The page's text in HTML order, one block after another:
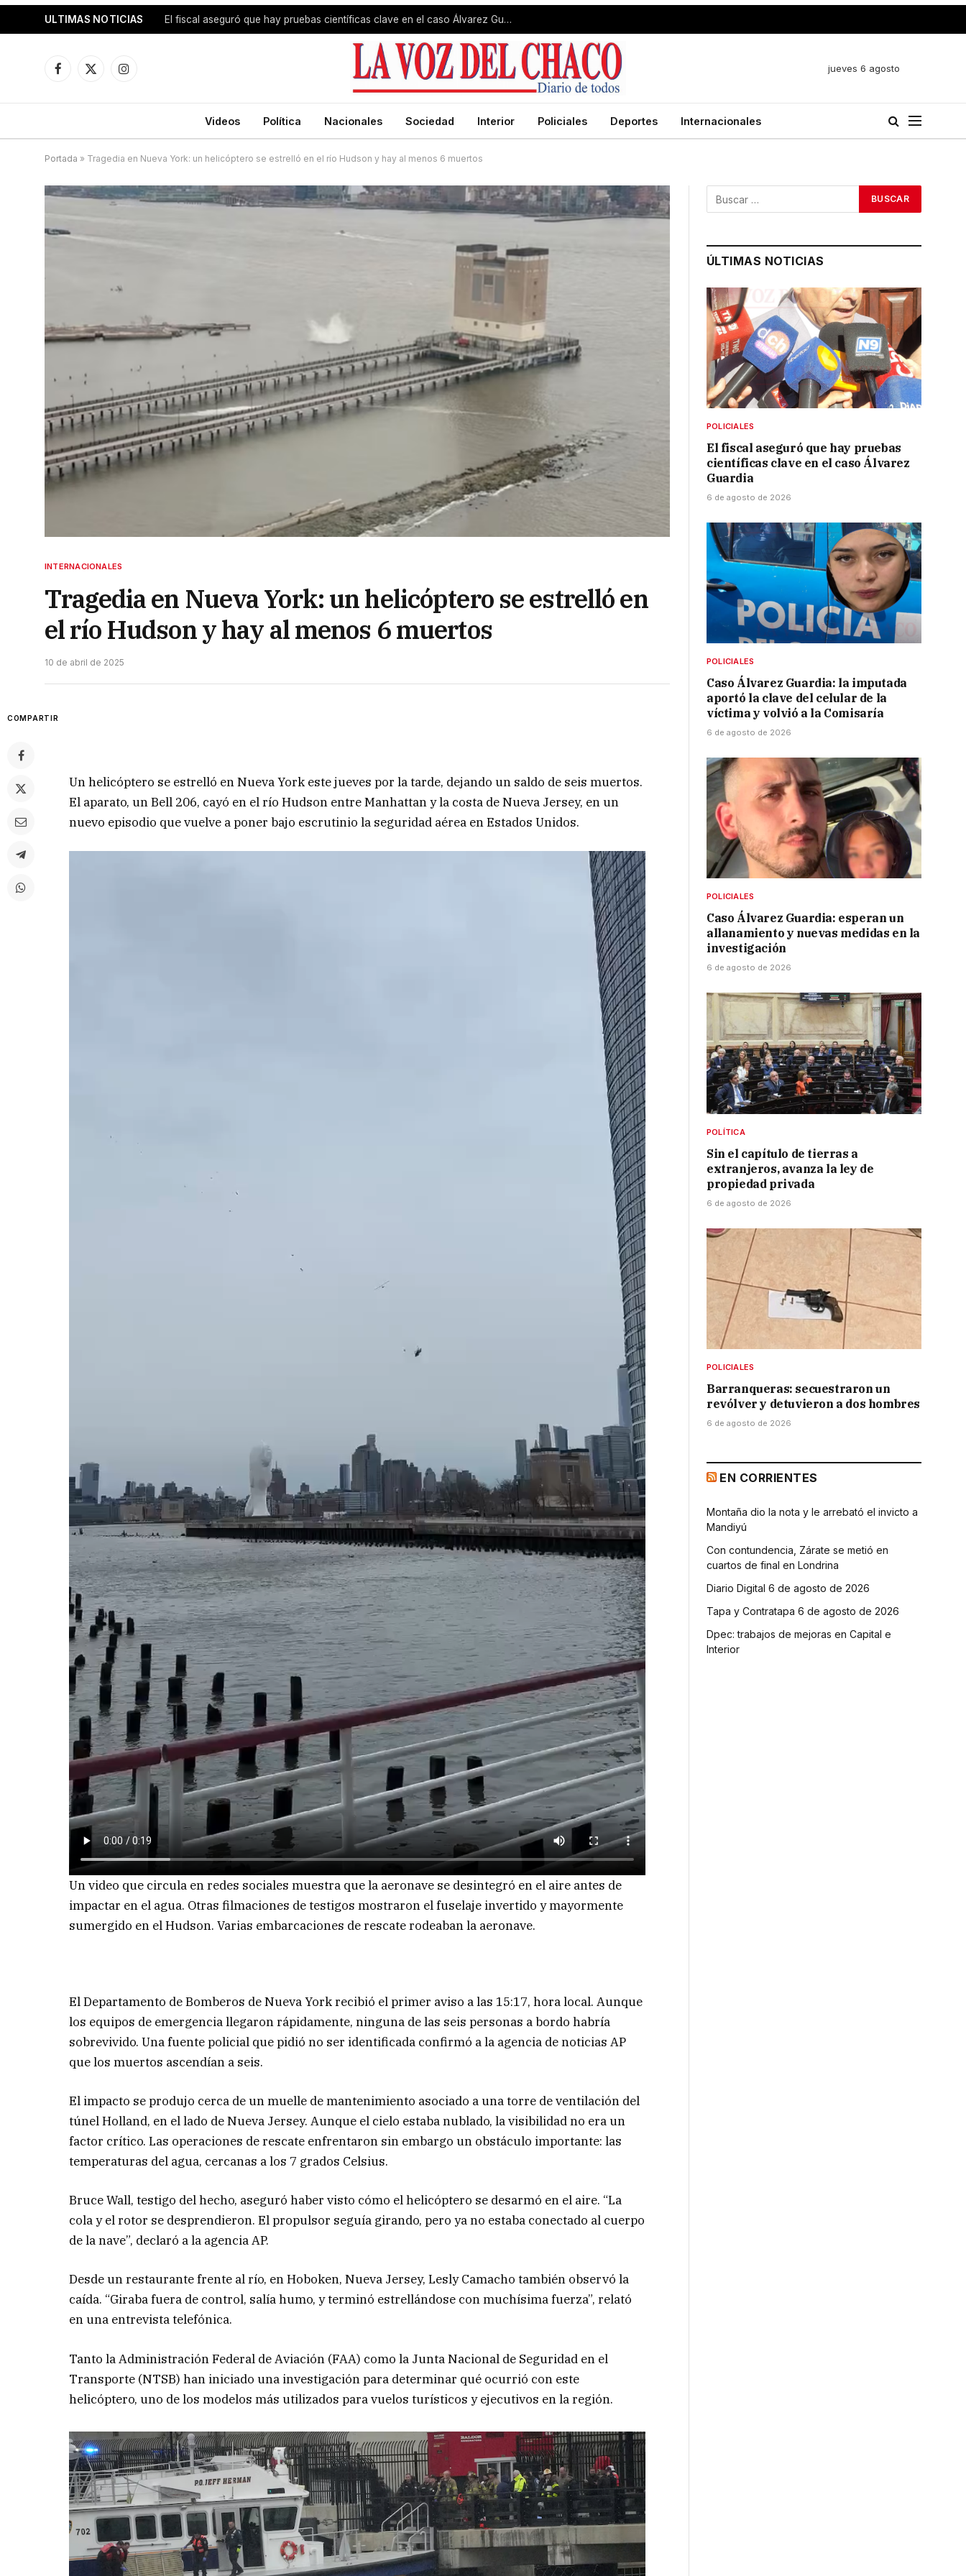
ULTIMAS NOTICIAS El fiscal aseguró que hay pruebas científicas clave en el caso Álvarez Guardia
Facebook
X
Instagram
jueves 6 agosto
Videos Política Nacionales Sociedad Interior Policiales Deportes Internacionales
Portada » Tragedia en Nueva York: un helicóptero se estrelló en el río Hudson y hay al menos 6 muertos
INTERNACIONALES
Tragedia en Nueva York: un helicóptero se estrelló en
el río Hudson y hay al menos 6 muertos
10 de abril de 2025
COMPARTIR
Un helicóptero se estrelló en Nueva York este jueves por la tarde, dejando un saldo de seis muertos.
El aparato, un Bell 206, cayó en el río Hudson entre Manhattan y la costa de Nueva Jersey, en un
nuevo episodio que vuelve a poner bajo escrutinio la seguridad aérea en Estados Unidos.
Un video que circula en redes sociales muestra que la aeronave se desintegró en el aire antes de
impactar en el agua. Otras filmaciones de testigos mostraron el fuselaje invertido y mayormente
sumergido en el Hudson. Varias embarcaciones de rescate rodeaban la aeronave.
El Departamento de Bomberos de Nueva York recibió el primer aviso a las 15:17, hora local. Aunque
los equipos de emergencia llegaron rápidamente, ninguna de las seis personas a bordo habría
sobrevivido. Una fuente policial que pidió no ser identificada confirmó a la agencia de noticias AP
que los muertos ascendían a seis.
El impacto se produjo cerca de un muelle de mantenimiento asociado a una torre de ventilación del
túnel Holland, en el lado de Nueva Jersey. Aunque el cielo estaba nublado, la visibilidad no era un
factor crítico. Las operaciones de rescate enfrentaron sin embargo un obstáculo importante: las
temperaturas del agua, cercanas a los 7 grados Celsius.
Bruce Wall, testigo del hecho, aseguró haber visto cómo el helicóptero se desarmó en el aire. “La
cola y el rotor se desprendieron. El propulsor seguía girando, pero ya no estaba conectado al cuerpo
de la nave”, declaró a la agencia AP.
Desde un restaurante frente al río, en Hoboken, Nueva Jersey, Lesly Camacho también observó la
caída. “Giraba fuera de control, salía humo, y terminó estrellándose con muchísima fuerza”, relató
en una entrevista telefónica.
Tanto la Administración Federal de Aviación (FAA) como la Junta Nacional de Seguridad en el
Transporte (NTSB) han iniciado una investigación para determinar qué ocurrió con este
helicóptero, uno de los modelos más utilizados para vuelos turísticos y ejecutivos en la región.
ÚLTIMAS NOTICIAS
POLICIALES
El fiscal aseguró que hay pruebas
científicas clave en el caso Álvarez
Guardia
6 de agosto de 2026
POLICIALES
Caso Álvarez Guardia: la imputada
aportó la clave del celular de la
víctima y volvió a la Comisaría
6 de agosto de 2026
POLICIALES
Caso Álvarez Guardia: esperan un
allanamiento y nuevas medidas en la
investigación
6 de agosto de 2026
POLÍTICA
Sin el capítulo de tierras a
extranjeros, avanza la ley de
propiedad privada
6 de agosto de 2026
POLICIALES
Barranqueras: secuestraron un
revólver y detuvieron a dos hombres
6 de agosto de 2026
EN CORRIENTES
Montaña dio la nota y le arrebató el invicto a
Mandiyú
Con contundencia, Zárate se metió en
cuartos de final en Londrina
Diario Digital 6 de agosto de 2026
Tapa y Contratapa 6 de agosto de 2026
Dpec: trabajos de mejoras en Capital e
Interior